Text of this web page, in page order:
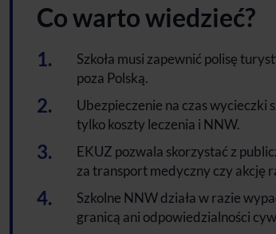
Co warto wiedzieć?
Szkoła musi zapewnić polisę
poza Polską.
Ubezpieczenie na czas wycieczki
tylko koszty leczenia i NNW.
EKUZ pozwala skorzystać z
za transport medyczny czy akcję
Szkolne NNW działa w razie
granicą ani odpowiedzialności